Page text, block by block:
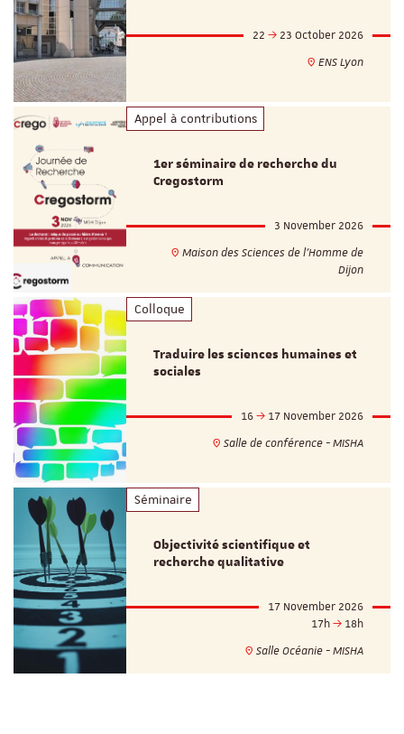
22
23 October 2026
ENS Lyon
Appel à contributions
1er séminaire de recherche du
Cregostorm
3 November 2026
Maison des Sciences de l'Homme de
Dijon
Colloque
Traduire les sciences humaines et
sociales
16
17 November 2026
Salle de conférence - MISHA
Séminaire
Objectivité scientifique et
recherche qualitative
17 November 2026
17h
18h
Salle Océanie - MISHA